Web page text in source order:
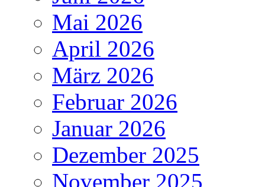
Mai 2026
April 2026
März 2026
Februar 2026
Januar 2026
Dezember 2025
November 2025